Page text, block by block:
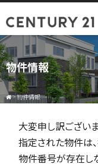
物件情報
>物件情報
大変申し訳ござい
指定された物件は
物件番号が存在し